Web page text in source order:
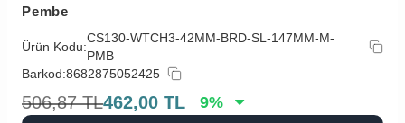
Pembe
Ürün Kodu:
CS130-WTCH3-42MM-BRD-SL-147MM-M-
PMB
Barkod:8682875052425
506,87 TL462,00 TL 9%